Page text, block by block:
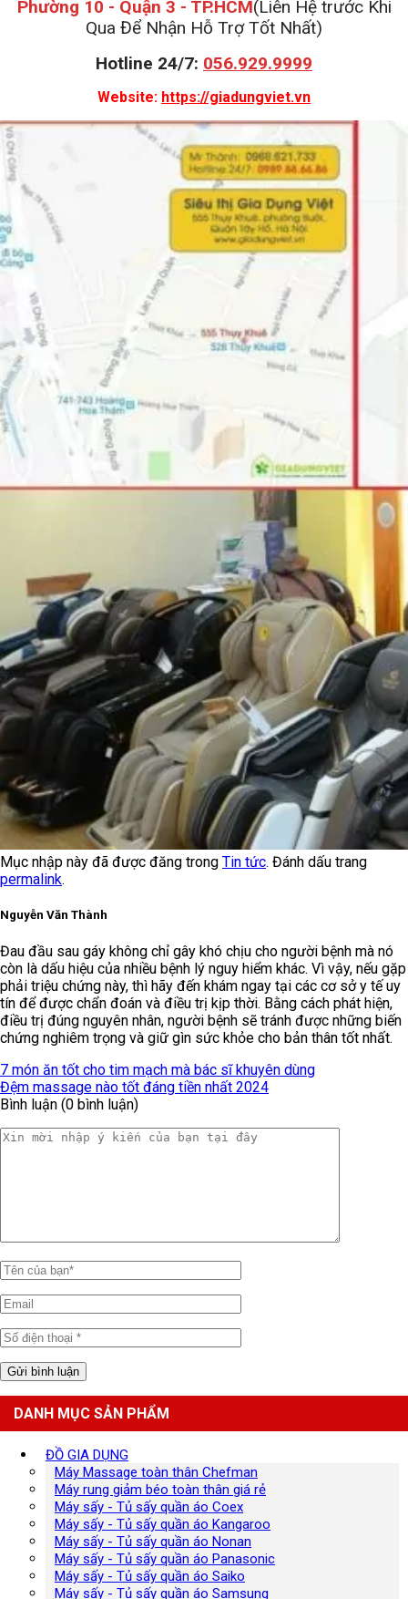
Phường 10 - Quận 3 - TP.HCM(Liên Hệ trước Khi
Qua Để Nhận Hỗ Trợ Tốt Nhất)
Hotline 24/7: 056.929.9999
Website: https://giadungviet.vn
Mục nhập này đã được đăng trong Tin tức. Đánh dấu trang
permalink.
Nguyễn Văn Thành
Đau đầu sau gáy không chỉ gây khó chịu cho người bệnh mà nó
còn là dấu hiệu của nhiều bệnh lý nguy hiểm khác. Vì vậy, nếu gặp
phải triệu chứng này, thì hãy đến khám ngay tại các cơ sở y tế uy
tín để được chẩn đoán và điều trị kịp thời. Bằng cách phát hiện,
điều trị đúng nguyên nhân, người bệnh sẽ tránh được những biến
chứng nghiêm trọng và giữ gìn sức khỏe cho bản thân tốt nhất.
7 món ăn tốt cho tim mạch mà bác sĩ khuyên dùng
Đệm massage nào tốt đáng tiền nhất 2024
Bình luận (0 bình luận)
DANH MỤC SẢN PHẨM
ĐỒ GIA DỤNG
Máy Massage toàn thân Chefman
Máy rung giảm béo toàn thân giá rẻ
Máy sấy - Tủ sấy quần áo Coex
Máy sấy - Tủ sấy quần áo Kangaroo
Máy sấy - Tủ sấy quần áo Nonan
Máy sấy - Tủ sấy quần áo Panasonic
Máy sấy - Tủ sấy quần áo Saiko
Máy sấy - Tủ sấy quần áo Samsung